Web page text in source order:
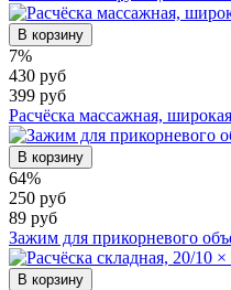
В корзину
7%
430 руб
399 руб
Расчёска массажная,
В корзину
64%
250 руб
89 руб
Зажим для прикорневого
В корзину